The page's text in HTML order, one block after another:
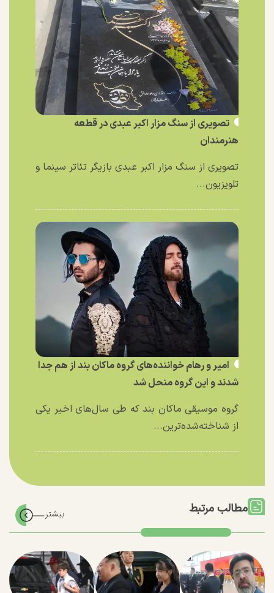
تصویری از سنگ مزار اکبر عبدی در قطعه
هنرمندان
تصویری از سنگ مزار اکبر عبدی بازیگر تئاتر سینما و
تلویزیون...
امیر و رهام خواننده‌های گروه ماکان بند از هم جدا
شدند و این گروه منحل شد
گروه موسیقی ماکان بند که طی سال‌های اخیر یکی
از شناخته‌شده‌ترین...
مطالب مرتبط